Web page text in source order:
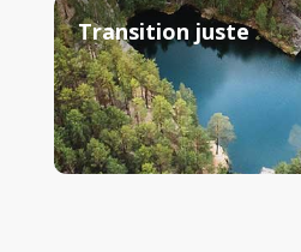
Transition juste